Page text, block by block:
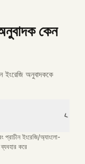
কেন
ইংরেজি অনুবাদককে